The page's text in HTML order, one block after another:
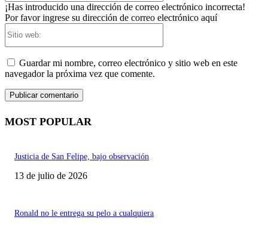
¡Has introducido una dirección de correo electrónico incorrecta!
Por favor ingrese su dirección de correo electrónico aquí
Guardar mi nombre, correo electrónico y sitio web en este
navegador la próxima vez que comente.
MOST POPULAR
Justicia de San Felipe, bajo observación
13 de julio de 2026
Ronald no le entrega su pelo a cualquiera